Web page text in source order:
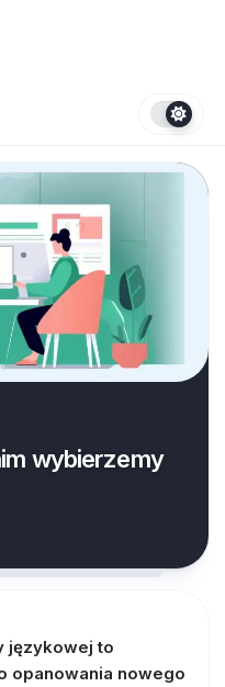
wybierzemy
językowej to
opanowania nowego